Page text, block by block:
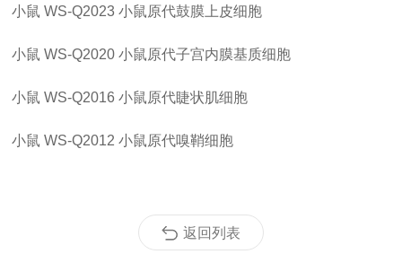
小鼠 WS-Q2023 小鼠原代鼓膜上皮细胞
小鼠 WS-Q2020 小鼠原代子宫内膜基质细胞
小鼠 WS-Q2016 小鼠原代睫状肌细胞
小鼠 WS-Q2012 小鼠原代嗅鞘细胞
返回列表